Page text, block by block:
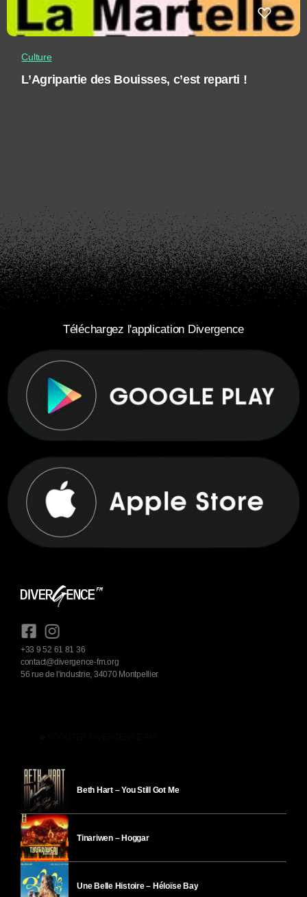
Culture
L’Agripartie des Bouisses, c’est reparti !
Téléchargez l'application Divergence
+33 9 52 61 81 36
contact@divergence-fm.org
56 rue de l'industrie, 34070 Montpellier
Beth Hart – You Still Got Me
Tinariwen – Hoggar
Une Belle Histoire – Héloïse Bay